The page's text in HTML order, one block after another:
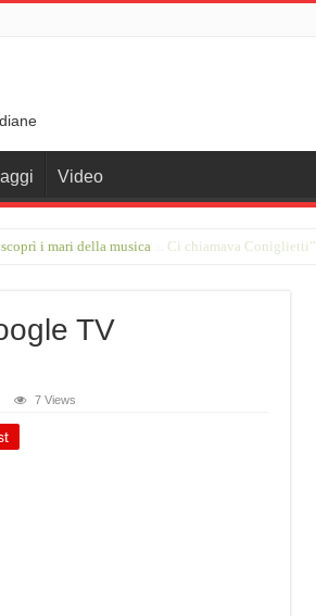
Video
Guccini in una stalla. Ci chiamava Coniglietti”
TV
7 Views